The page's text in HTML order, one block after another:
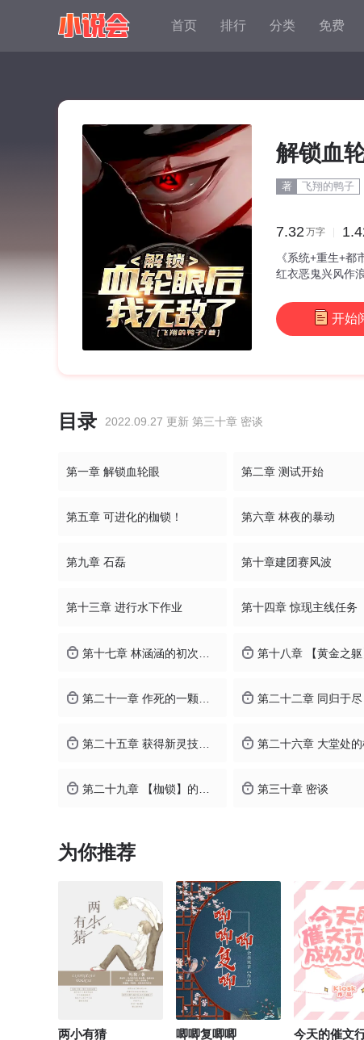
解锁血
著 飞翔的鸭子
7.32万字
《系统+重生+
红衣恶鬼兴风作
开始
目录 2022.09.27 更新 第三十章 密谈
第一章 解锁血轮眼 第二章 测试开始
第五章 可进化的枷锁！ 第六章 林夜的暴动
第九章 石磊 第十章建团赛风波
第十三章 进行水下作业 第十四章 惊现主线任务
第十七章 林涵涵的初次试炼 第十八章 【黄金之躯
第二十一章 作死的一颗蠢树 第二十二章 同归于尽
第二十五章 获得新灵技——鬼斩！ 第二十六章 大堂处
第二十九章 【枷锁】的最终模样——【皇权】！ 第三十章 密谈
为你推荐
两小有猜 唧唧复唧唧
首页 排行 分类 免费